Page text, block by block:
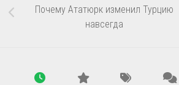
Почему Ататюрк изменил Турцию
навсегда